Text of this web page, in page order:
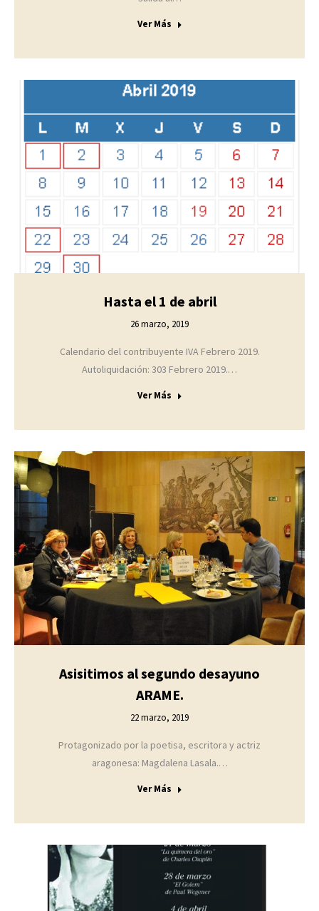
Ver Más
Hasta el 1 de abril
26 marzo, 2019
Calendario del contribuyente IVA Febrero 2019.
Autoliquidación: 303 Febrero 2019.…
Ver Más
Asisitimos al segundo desayuno
ARAME.
22 marzo, 2019
Protagonizado por la poetisa, escritora y actriz
aragonesa: Magdalena Lasala.…
Ver Más